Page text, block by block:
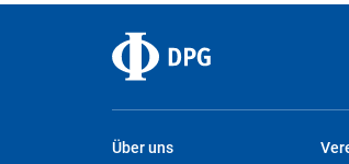
Über uns